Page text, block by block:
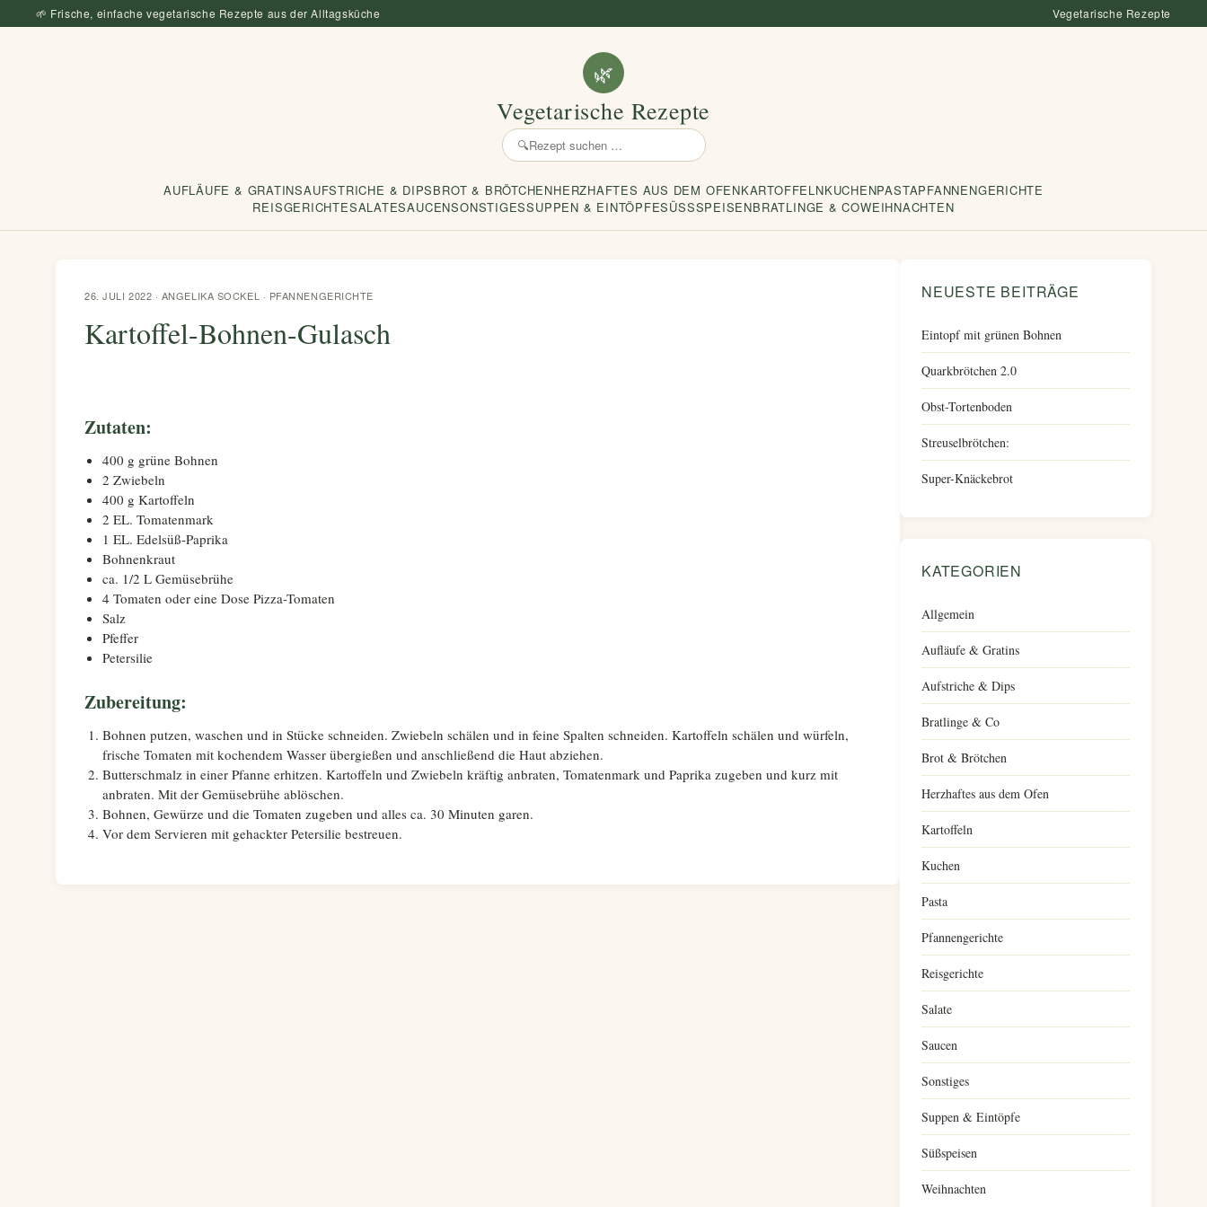
🌱 Frische, einfache vegetarische Rezepte aus der Alltagsküche Vegetarische Rezepte
🌿
Vegetarische Rezepte
🔍
Rezept
AUFLÄUFE & GRATINSAUFSTRICHE & DIPSBROT & BRÖTCHENHERZHAFTES AUS DEM OFENKARTOFFELNKUCHENPASTAPFANNENGERICHTE
REISGERICHTESALATESAUCENSONSTIGESSUPPEN & EINTÖPFESÜSSSPEISEN BRATLINGE & COWEIHNACHTEN
26. JULI 2022 · ANGELIKA SOCKEL · PFANNENGERICHTE
Kartoffel-Bohnen-Gulasch
Zutaten:
400 g grüne Bohnen
2 Zwiebeln
400 g Kartoffeln
2 EL. Tomatenmark
1 EL. Edelsüß-Paprika
Bohnenkraut
ca. 1/2 L Gemüsebrühe
4 Tomaten oder eine Dose Pizza-Tomaten
Salz
Pfeffer
Petersilie
Zubereitung:
Bohnen putzen, waschen und in Stücke schneiden. Zwiebeln schälen und in feine Spalten schneiden. Kartoffeln schälen und würfeln,
frische Tomaten mit kochendem Wasser übergießen und anschließend die Haut abziehen.
Butterschmalz in einer Pfanne erhitzen. Kartoffeln und Zwiebeln kräftig anbraten, Tomatenmark und Paprika zugeben und kurz mit
anbraten. Mit der Gemüsebrühe ablöschen.
Bohnen, Gewürze und die Tomaten zugeben und alles ca. 30 Minuten garen.
Vor dem Servieren mit gehackter Petersilie bestreuen.
NEUESTE BEITRÄGE
Eintopf mit grünen Bohnen
Quarkbrötchen 2.0
Obst-Tortenboden
Streuselbrötchen:
Super-Knäckebrot
KATEGORIEN
Allgemein
Aufläufe & Gratins
Aufstriche & Dips
Bratlinge & Co
Brot & Brötchen
Herzhaftes aus dem Ofen
Kartoffeln
Kuchen
Pasta
Pfannengerichte
Reisgerichte
Salate
Saucen
Sonstiges
Suppen & Eintöpfe
Süßspeisen
Weihnachten